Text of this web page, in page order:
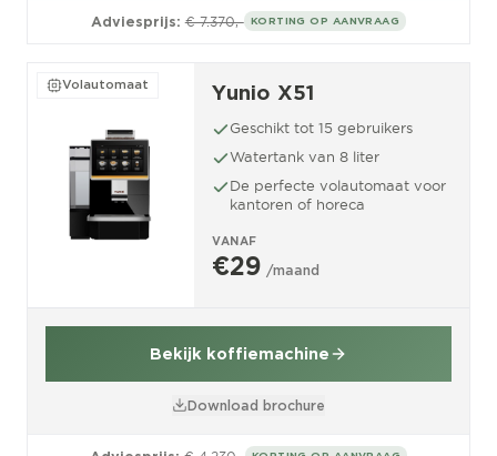
Adviesprijs: € 7.370,- KORTING OP AANVRAAG
Volautomaat Yunio X51
Geschikt tot 15 gebruikers
Watertank van 8 liter
De perfecte volautomaat voor
kantoren of horeca
VANAF
€29 /maand
Bekijk koffiemachine
Download brochure